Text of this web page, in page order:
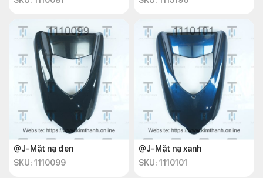
@J-Mặt nạ đen
SKU: 1110099
@J-Mặt nạ xanh
SKU: 1110101